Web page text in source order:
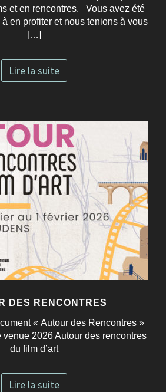
et en rencontres. Vous avez été
en profiter et nous tenions à vous
[…]
Lire la suite
DES RENCONTRES
« Autour des Rencontres »
venue 2026 Autour des rencontres
du film d’art
Lire la suite